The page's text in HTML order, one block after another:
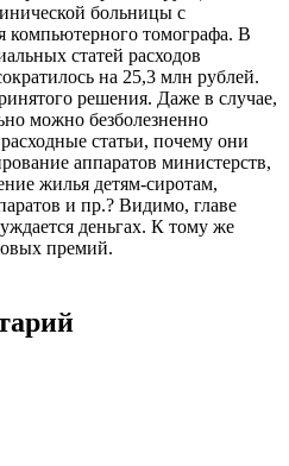
больницы с
компьютерного томографа. В
статей расходов
на 25,3 млн рублей.
решения. Даже в случае,
можно безболезненно
статьи, почему они
аппаратов министерств,
жилья детям-сиротам,
и пр.? Видимо, главе
деньгах. К тому же
премий.